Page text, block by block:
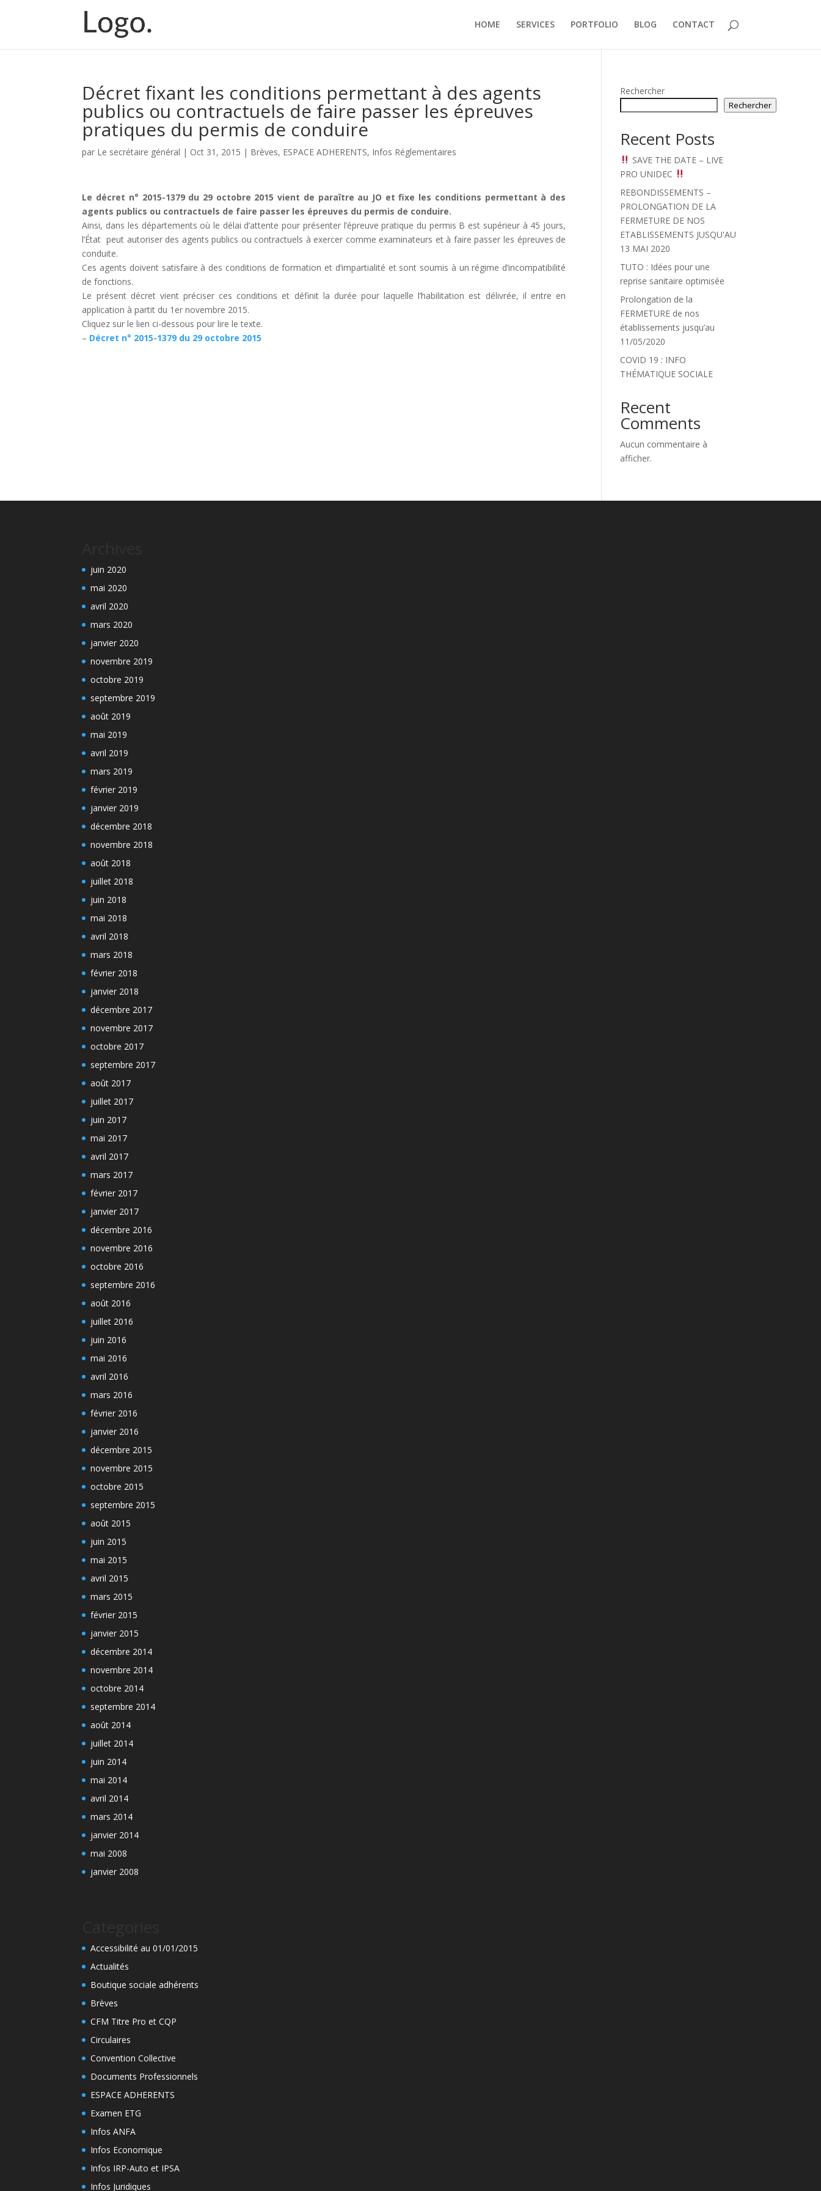
HOME SERVICES PORTFOLIO BLOG CONTACT
Décret fixant les conditions permettant à des agents
publics ou contractuels de faire passer les épreuves
pratiques du permis de conduire
par Le secrétaire général | Oct 31, 2015 | Brèves, ESPACE ADHERENTS, Infos Réglementaires
Le décret n° 2015-1379 du 29 octobre 2015 vient de paraître au JO etfixe les conditions permettant à des
agents publics ou contractuels de faire passer les épreuves du permis de conduire.
Ainsi, dans les départements où le délai d’attente pour présenter l’épreuve pratique du permis B est supérieur à 45 jours,
l’État peut autoriser des agents publics ou contractuels à exercer comme examinateurs et à faire passer les épreuves de
conduite.
Ces agents doivent satisfaire à des conditions de formation et d’impartialité et sont soumis à un régime d’incompatibilité
de fonctions.
Le présent décret vient préciser ces conditions et définit la durée pour laquelle l’habilitation est délivrée, il entre en
application à partit du 1er novembre 2015.
Cliquez sur le lien ci-dessous pour lire le texte.
– Décret n° 2015-1379 du 29 octobre 2015
Rechercher
Rechercher
Recent Posts
SAVE THE DATE – LIVE
PRO UNIDEC
REBONDISSEMENTS –
PROLONGATION DE LA
FERMETURE DE NOS
ETABLISSEMENTS JUSQU'AU
13 MAI 2020
TUTO : Idées pour une
reprise sanitaire optimisée
Prolongation de la
FERMETURE de nos
établissements jusqu’au
11/05/2020
COVID 19 : INFO
THÉMATIQUE SOCIALE
Recent
Comments
Aucun commentaire à
afficher.
juin 2020
mai 2020
avril 2020
mars 2020
janvier 2020
novembre 2019
octobre 2019
septembre 2019
août 2019
mai 2019
avril 2019
mars 2019
février 2019
janvier 2019
décembre 2018
novembre 2018
août 2018
juillet 2018
juin 2018
mai 2018
avril 2018
mars 2018
février 2018
janvier 2018
décembre 2017
novembre 2017
octobre 2017
septembre 2017
août 2017
juillet 2017
juin 2017
mai 2017
avril 2017
mars 2017
février 2017
janvier 2017
décembre 2016
novembre 2016
octobre 2016
septembre 2016
août 2016
juillet 2016
juin 2016
mai 2016
avril 2016
mars 2016
février 2016
janvier 2016
décembre 2015
novembre 2015
octobre 2015
septembre 2015
août 2015
juin 2015
mai 2015
avril 2015
mars 2015
février 2015
janvier 2015
décembre 2014
novembre 2014
octobre 2014
septembre 2014
août 2014
juillet 2014
juin 2014
mai 2014
avril 2014
mars 2014
janvier 2014
mai 2008
janvier 2008
Accessibilité au 01/01/2015
Actualités
Boutique sociale adhérents
Brèves
CFM Titre Pro et CQP
Circulaires
Convention Collective
Documents Professionnels
ESPACE ADHERENTS
Examen ETG
Infos ANFA
Infos Economique
Infos IRP-Auto et IPSA
Infos Juridiques